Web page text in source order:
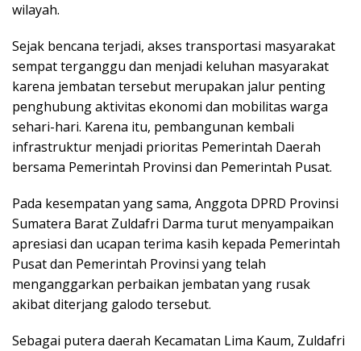
wilayah.
Sejak bencana terjadi, akses transportasi masyarakat
sempat terganggu dan menjadi keluhan masyarakat
karena jembatan tersebut merupakan jalur penting
penghubung aktivitas ekonomi dan mobilitas warga
sehari-hari. Karena itu, pembangunan kembali
infrastruktur menjadi prioritas Pemerintah Daerah
bersama Pemerintah Provinsi dan Pemerintah Pusat.
Pada kesempatan yang sama, Anggota DPRD Provinsi
Sumatera Barat Zuldafri Darma turut menyampaikan
apresiasi dan ucapan terima kasih kepada Pemerintah
Pusat dan Pemerintah Provinsi yang telah
menganggarkan perbaikan jembatan yang rusak
akibat diterjang galodo tersebut.
Sebagai putera daerah Kecamatan Lima Kaum, Zuldafri